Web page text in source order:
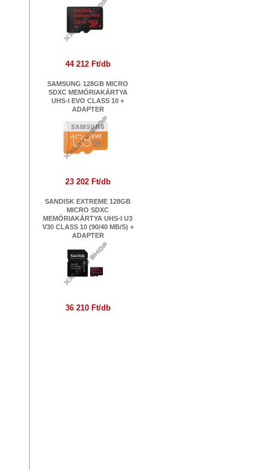
44 212 Ft/db
SAMSUNG 128GB MICRO
SDXC MEMÓRIAKÁRTYA
UHS-I EVO CLASS 10 +
ADAPTER
23 202 Ft/db
SANDISK EXTREME 128GB
MICRO SDXC
MEMÓRIAKÁRTYA UHS-I U3
V30 CLASS 10 (90/40 MB/S) +
ADAPTER
36 210 Ft/db